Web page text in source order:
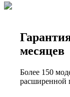
месяцев
Более 150
расширенной